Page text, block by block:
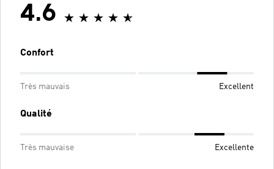
4.6
Confort
Très mauvais Excellent
Qualité
Très mauvaise Excellente